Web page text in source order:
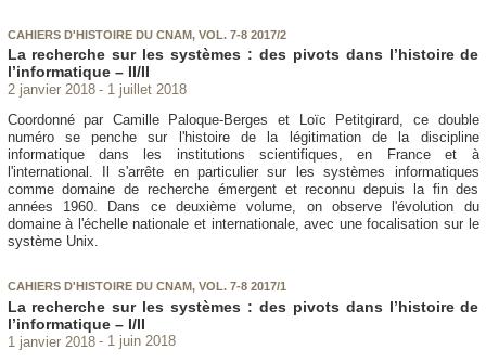
CAHIERS D'HISTOIRE DU CNAM, VOL. 7-8 2017/2
La recherche sur les systèmes : des pivots dans l’histoire de
l’informatique – II/II
2 janvier 2018
1 juillet 2018
Coordonné par Camille Paloque-Berges et Loïc Petitgirard, ce double
numéro se penche sur l'histoire de la légitimation de la discipline
informatique dans les institutions scientifiques, en France et à
l'international. Il s'arrête en particulier sur les systèmes informatiques
comme domaine de recherche émergent et reconnu depuis la fin des
années 1960. Dans ce deuxième volume, on observe l'évolution du
domaine à l'échelle nationale et internationale, avec une focalisation sur le
système Unix.
CAHIERS D'HISTOIRE DU CNAM, VOL. 7-8 2017/1
La recherche sur les systèmes : des pivots dans l’histoire de
l’informatique – I/II
1 janvier 2018
1 juin 2018